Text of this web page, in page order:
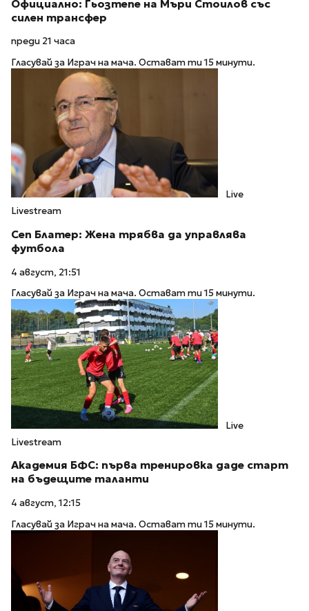
Официално: Гьозтепе на Мъри Стоилов със
силен трансфер
преди 21 часа
Гласувай за Играч на мача. Остават ти 15 минути.
Live
Livestream
Сеп Блатер: Жена трябва да управлява
футбола
4 август, 21:51
Гласувай за Играч на мача. Остават ти 15 минути.
Live
Livestream
Академия БФС: първа тренировка даде старт
на бъдещите таланти
4 август, 12:15
Гласувай за Играч на мача. Остават ти 15 минути.